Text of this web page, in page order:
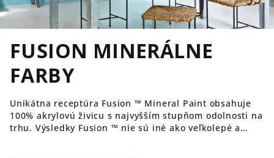
FUSION MINERÁLNE
FARBY
Unikátna receptúra ​​Fusion ™ Mineral Paint obsahuje
100% akrylovú živicu s najvyšším stupňom odolnosti na
trhu. Výsledky Fusion ™ nie sú iné ako veľkolepé a